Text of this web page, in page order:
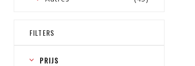
FILTERS
PRIJS